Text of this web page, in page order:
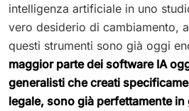
intelligenza artificiale in uno
vero desiderio di cambiamento,
questi strumenti sono già oggi
maggior parte dei software IA
generalisti che creati
legale, sono già perfettamente in